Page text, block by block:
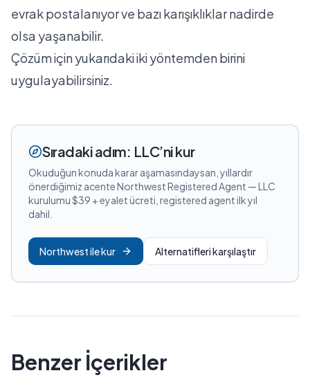
evrak postalanıyor ve bazı karışıklıklar nadirde
olsa yaşanabilir.
Çözüm için yukarıdaki iki yöntemden birini
uygulayabilirsiniz.
Sıradaki adım: LLC’ni kur
Okuduğun konuda karar aşamasındaysan, yıllardır
önerdiğimiz acente Northwest Registered Agent — LLC
kurulumu $39 + eyalet ücreti, registered agent ilk yıl
dahil.
Northwest ile kur Alternatifleri karşılaştır
Benzer İçerikler